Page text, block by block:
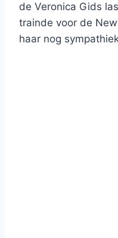
de Veronica Gids
trainde voor de
haar nog